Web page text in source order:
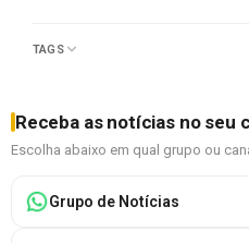
TAGS
Receba as notícias no seu
Escolha abaixo em qual grupo ou
Grupo de Notícias